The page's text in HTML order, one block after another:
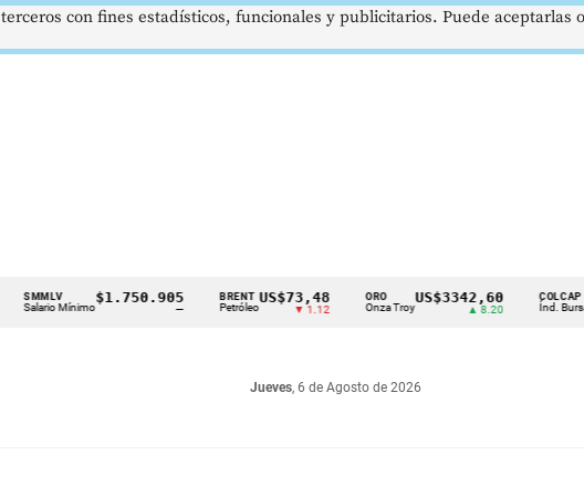
Mínimo
$1.750.905 BRENT
Petróleo
US$73,48
▼ 1.12
ORO
Onza Troy
US$3342,60 COLCAP
Índ. Bursátil
Jueves, 6 de Agosto de 2026
con fines estadísticos, funcionales y publicitarios. Puede aceptarlas